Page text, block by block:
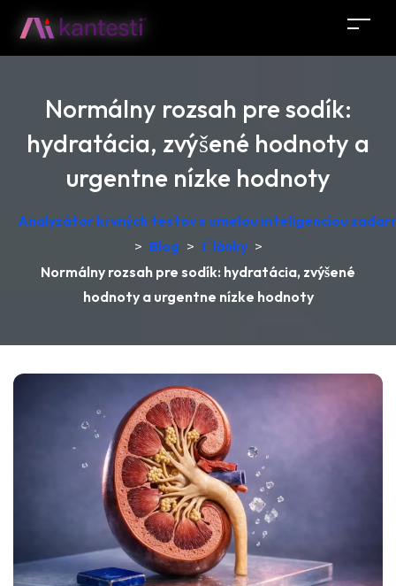
Normálny rozsah pre sodík:
hydratácia, zvýšené hodnoty a
urgentne nízke hodnoty
Analyzátor krvných testov s umelou inteligenciou
> Blog > Články >
Normálny rozsah pre sodík: hydratácia, zvýšené
hodnoty a urgentne nízke hodnoty